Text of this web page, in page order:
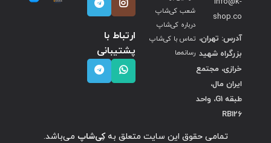
shop.co
آدرس: تهران،
بزرگراه شهید
خرازی، مجتمع
ایران مال،
طبقه G1، واحد
RB126
شعب کی‌شاپ
درباره کی‌شاپ
تماس با کی‌شاپ
رسانه‌ها
ارتباط با
پشتیبانی
تمامی حقوق این سایت متعلق بهکِی‌شاپ می‌باشد.